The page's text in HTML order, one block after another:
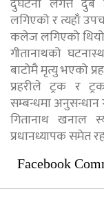
लगिएको र त्यहाँ
कलेज लगिएको थियो
गीतानाथको
बाटोमै मृत्यु भएको
प्रहरीले ट्रक र
सम्बन्धमा
गितानाथ खनाल
प्रधानध्यापक समेत
Facebook